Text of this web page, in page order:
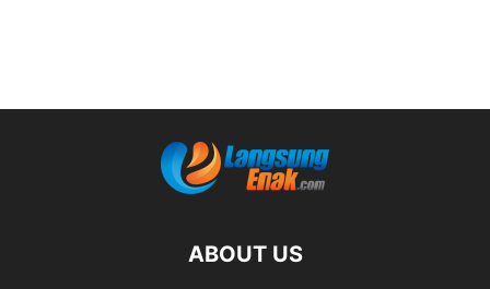
ABOUT US